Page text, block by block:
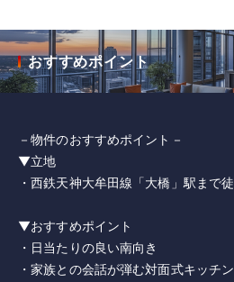
おすすめポイント
－物件のおすすめポイント－
▼立地
・西鉄天神大牟田線「大橋」駅まで
▼おすすめポイント
・日当たりの良い南向き
・家族との会話が弾む対面式キッチン